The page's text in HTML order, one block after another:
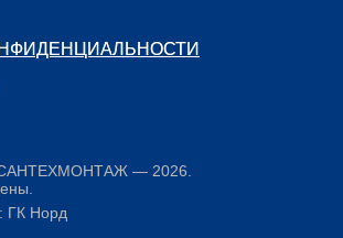
— 2026.
ГК Норд